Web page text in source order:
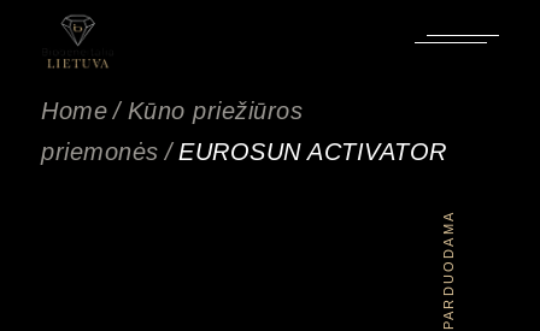
turinio
Home
Kūno priežiūros
priemonės
EUROSUN ACTIVATOR
PARDUODAMA